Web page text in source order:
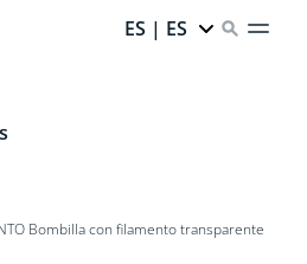
ES | ES
Bombilla con filamento transparente